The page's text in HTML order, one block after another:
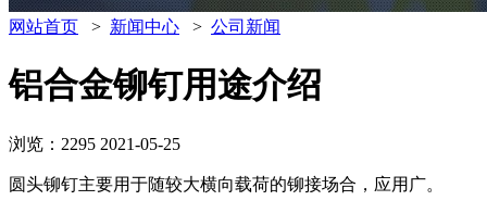
网站首页 > 新闻中心 > 公司新闻
铝合金铆钉用途介绍
浏览：2295 2021-05-25
圆头铆钉主要用于随较大横向载荷的铆接场合，应用广。